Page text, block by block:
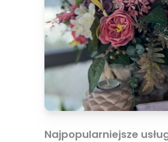
Najpopularniejsze